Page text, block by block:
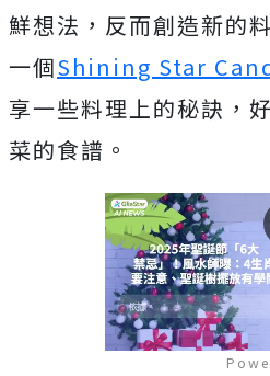
鮮想法，反而創造新的
一個Shining Star
享一些料理上的秘訣，
菜的食譜。